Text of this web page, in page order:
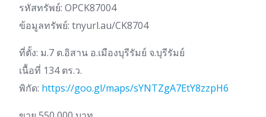
รหัสทรัพย์: OPCK87004
ข้อมูลทรัพย์: tnyurl.au/CK8704
ที่ตั้ง: ม.7 ต.อิสาน อ.เมืองบุรีรัมย์ จ.บุรีรัมย์
เนื้อที่ 134 ตร.ว.
พิกัด: https://goo.gl/maps/sYNTZgA7EtY8zzpH6